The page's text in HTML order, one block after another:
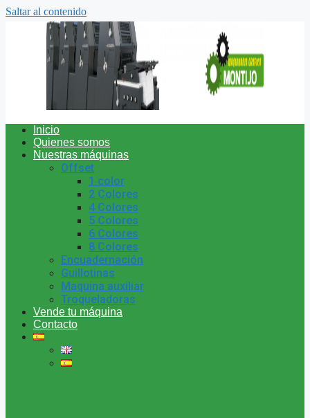
Saltar al contenido
Inicio
Quienes somos
Nuestras máquinas
Offset
1 color
2 Colores
4 Colores
5 Colores
6 Colores
8 Colores
Encuadernación
Guillotinas
Maquina auxiliar
Troqueladoras
Vende tu máquina
Contacto